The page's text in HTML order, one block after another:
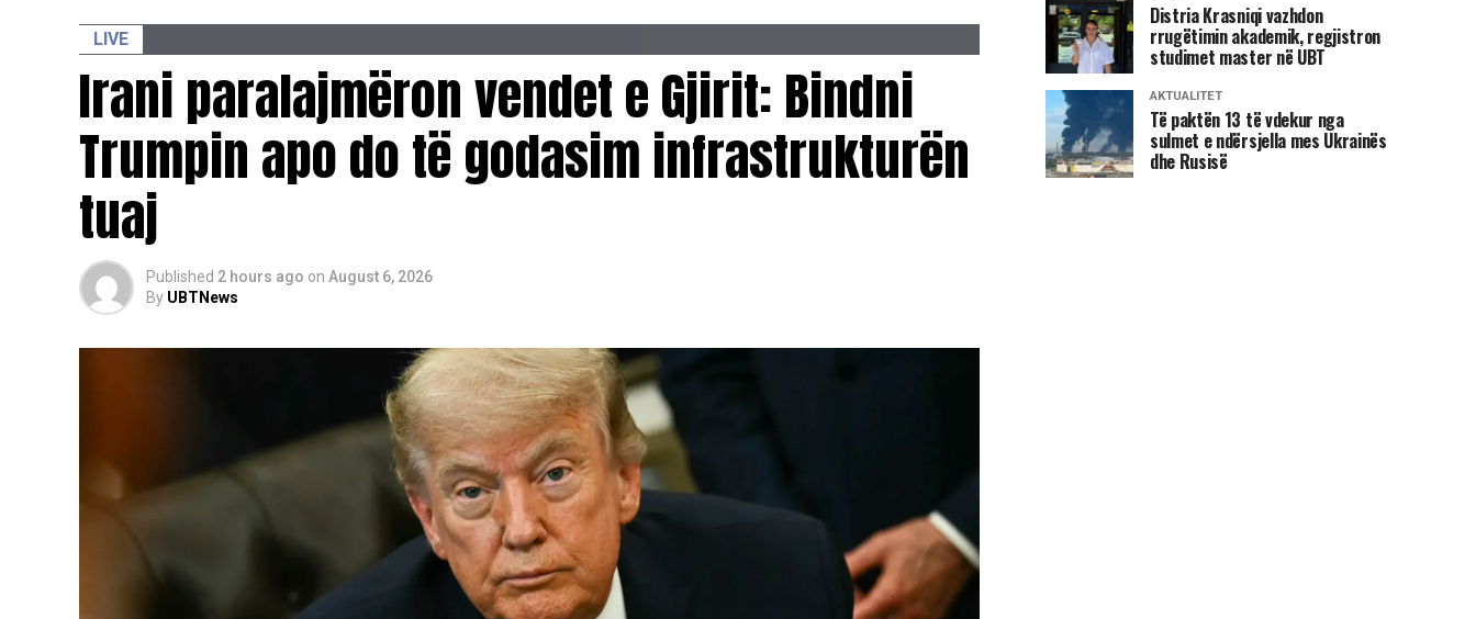
LIVE
Irani paralajmëron vendet e Gjirit: Bindni
Trumpin apo do të godasim infrastrukturën
tuaj
Published 2 hours ago on August 6, 2026
By UBTNews
Distria Krasniqi vazhdon
rrugëtimin akademik, regjistron
studimet master në UBT
AKTUALITET
Të paktën 13 të vdekur nga
sulmet e ndërsjella mes Ukrainës
dhe Rusisë